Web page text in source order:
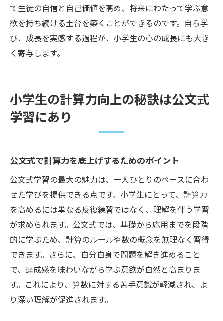
て生徒の自信と自己価値を高め、将来にわたって学ぶ意
欲を持ち続ける土台を築くことができるのです。自ら学
び、成長を実感する過程が、小学生の心の成長にも大き
く寄与します。
小学生の計算力向上の秘訣は公文式
学習にあり
公文式で計算力を底上げするためのポイント
公文式学習の最大の魅力は、一人ひとりのペースに合わ
せた学びを提供できる点です。小学生にとって、計算力
を高めるには単なる反復練習ではなく、理解を伴う学習
が求められます。公文式では、基礎から応用までを段階
的に学ぶため、計算のルールや数の概念を無理なく習得
できます。さらに、自分自身で問題を解き進めること
で、達成感を味わいながら学ぶ意欲が自然と高まりま
す。これにより、算数に対する苦手意識が軽減され、よ
り深い理解が促進されます。